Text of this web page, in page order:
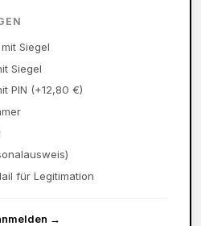
Siegel
Siegel
PIN (+12,80 €)
für Legitimation
→